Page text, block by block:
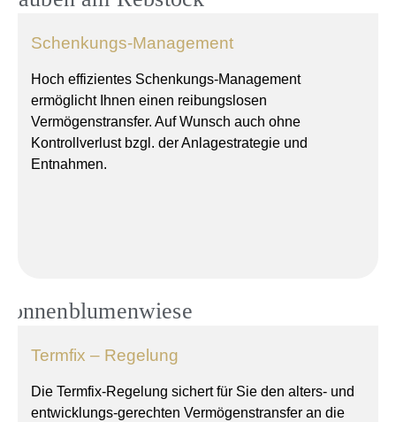
Schenkungs-Management
Hoch effizientes Schenkungs-Management
ermöglicht Ihnen einen reibungslosen
Vermögenstransfer. Auf Wunsch auch ohne
Kontrollverlust bzgl. der Anlagestrategie und
Entnahmen.
Termfix – Regelung
Die Termfix-Regelung sichert für Sie den alters- und
entwicklungs-gerechten Vermögenstransfer an die